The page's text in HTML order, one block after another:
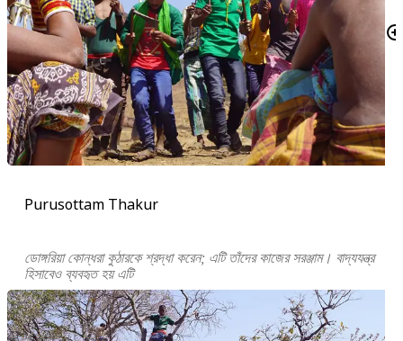
Purusottam Thakur
ডোঙ্গরিয়া কোন্ধরা কুঠারকে শ্রদ্ধা করেন; এটি তাঁদের কাজের সরঞ্জাম। বাদ্যযন্ত্র
হিসাবেও ব্যবহৃত হয় এটি